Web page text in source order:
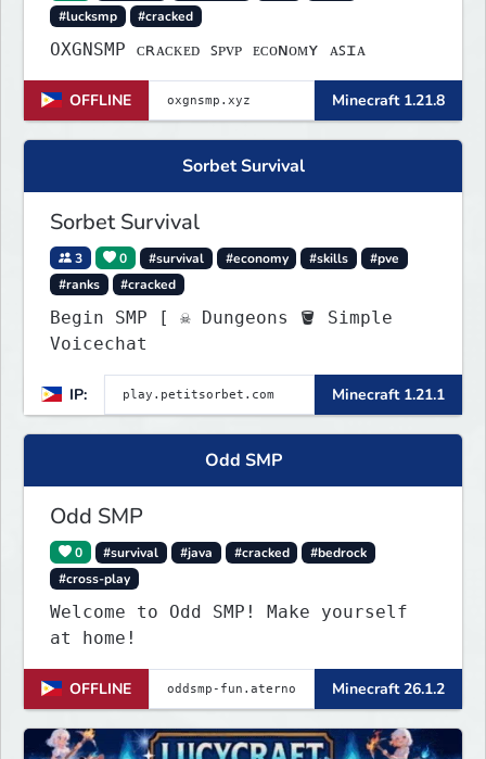
#lucksmp
#cracked
OXGNSMP ᴄʀᴀᴄᴋᴇᴅ ꜱᴘᴠᴘ ᴇᴄᴏɴᴏᴍʏ ᴀꜱɪᴀ
OFFLINE Minecraft 1.21.8
Sorbet Survival
Sorbet Survival
3 0 #survival #economy #skills
#pve
#ranks
#cracked
Begin SMP [ ☠ Dungeons 🪣 Simple
Voicechat
IP: Minecraft 1.21.1
Odd SMP
Odd SMP
0 #survival #java #cracked
#bedrock
#cross-play
Welcome to Odd SMP! Make yourself
at home!
OFFLINE Minecraft 26.1.2